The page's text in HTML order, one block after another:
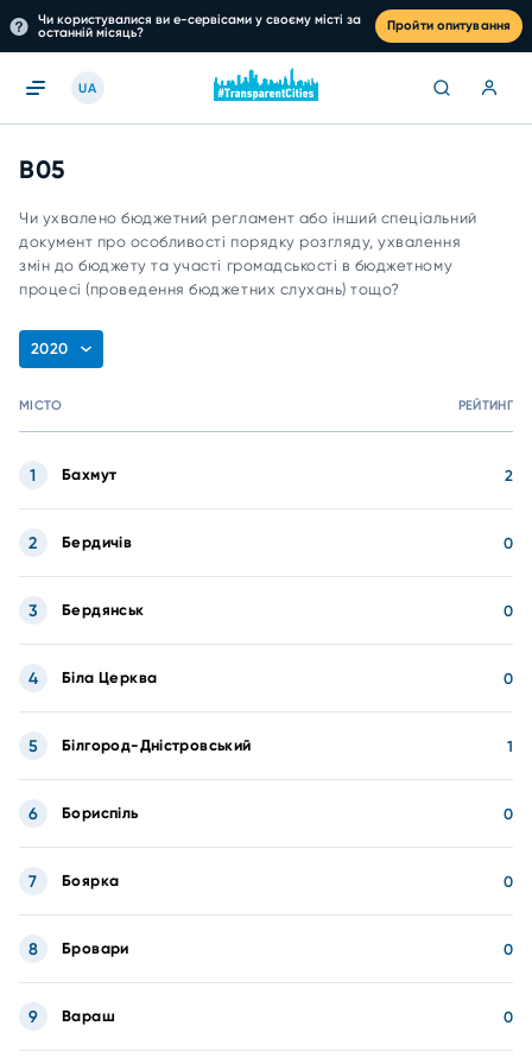
Чи користувалися ви е-сервісами у своєму місті за
останній місяць?
Пройти опитування
UA
B05
Чи ухвалено бюджетний регламент або інший спеціальний
документ про особливості порядку розгляду, ухвалення
змін до бюджету та участі громадськості в бюджетному
процесі (проведення бюджетних слухань) тощо?
2020
МІСТО РЕЙТИНГ
Бахмут 2
1
Бердичів 0
2
Бердянськ 0
3
Біла Церква 0
4
Білгород-Дністровський 1
5
Бориспіль 0
6
Боярка 0
7
Бровари 0
8
Вараш 0
9